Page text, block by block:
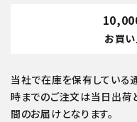
お買
当社で在庫を保有している
時までのご注文は当日出荷
間のお届けとなります。